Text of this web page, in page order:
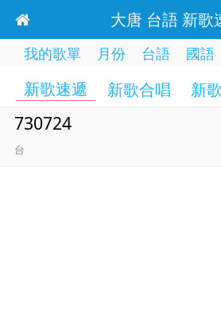
大唐 台語 新歌
我的歌單 月份 台語 國語
新歌速遞 新歌合唱 新
730724
台